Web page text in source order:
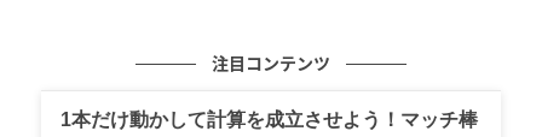
ツコーディネート
この投稿をInstagramで見る
注目コンテンツ
1本だけ動かして計算を成立させよう！マッチ棒